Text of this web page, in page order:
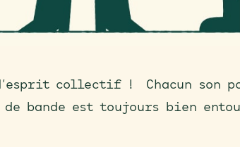
collectif ! Chacun son
de bande est toujours bien